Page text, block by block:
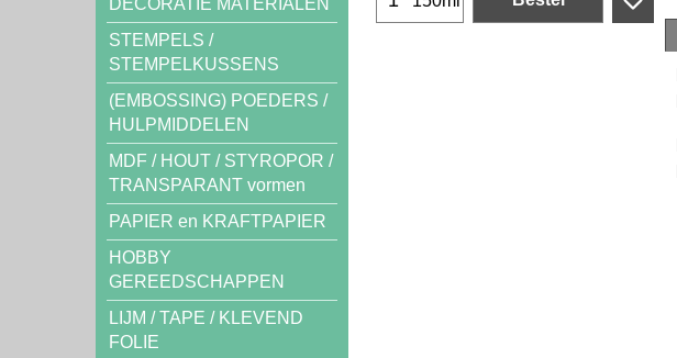
DECORATIE MATERIALEN
STEMPELS /
STEMPELKUSSENS
(EMBOSSING) POEDERS /
HULPMIDDELEN
MDF / HOUT / STYROPOR /
TRANSPARANT vormen
PAPIER en KRAFTPAPIER
HOBBY
GEREEDSCHAPPEN
LIJM / TAPE / KLEVEND
FOLIE